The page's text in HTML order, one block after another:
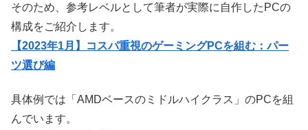
そのため、参考レベルとして筆者が実際に自作したPCの
構成をご紹介します。
【2023年1月】コスパ重視のゲーミングPCを組む：パー
ツ選び編
具体例では「AMDベースのミドルハイクラス」のPCを組
んでいます。